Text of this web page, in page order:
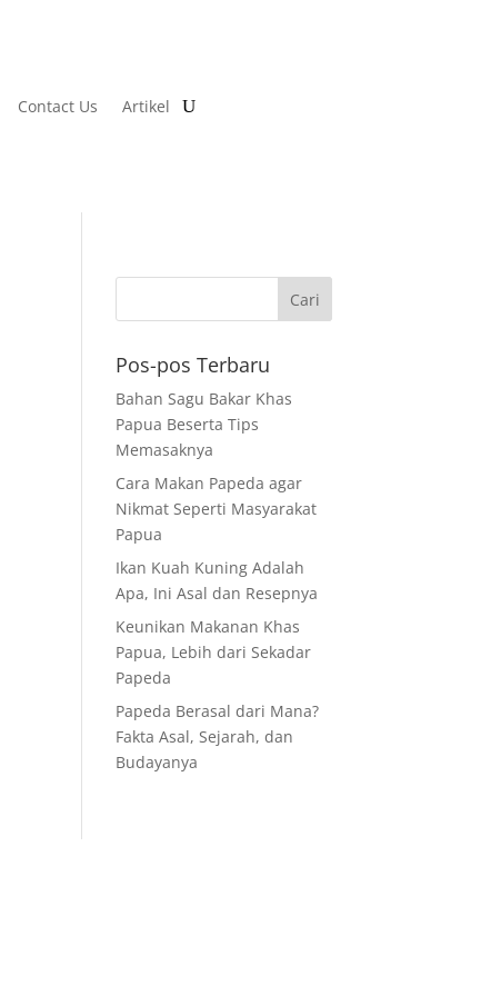
Contact Us Artikel
Pos-pos Terbaru
Bahan Sagu Bakar Khas
Papua Beserta Tips
Memasaknya
Cara Makan Papeda agar
Nikmat Seperti Masyarakat
Papua
Ikan Kuah Kuning Adalah
Apa, Ini Asal dan Resepnya
Keunikan Makanan Khas
Papua, Lebih dari Sekadar
Papeda
Papeda Berasal dari Mana?
Fakta Asal, Sejarah, dan
Budayanya